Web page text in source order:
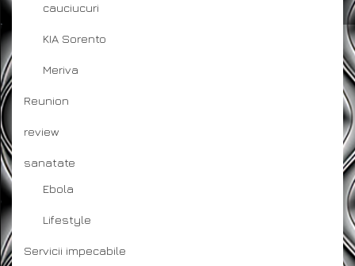
cauciucuri
KIA Sorento
Meriva
Reunion
review
sanatate
Ebola
Lifestyle
Servicii impecabile